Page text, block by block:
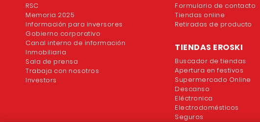
RSC
Memoria 2025
Información para inversores
Gobierno corporativo
Canal interno de información
Inmobiliaria
Sala de prensa
Trabaja con nosotros
Investors
Formulario de contacto
Tiendas online
Retiradas de producto
TIENDAS EROSKI
Buscador de tiendas
Apertura en festivos
Supermercado Online
Descanso
Eléctronica
Electrodomésticos
Seguros